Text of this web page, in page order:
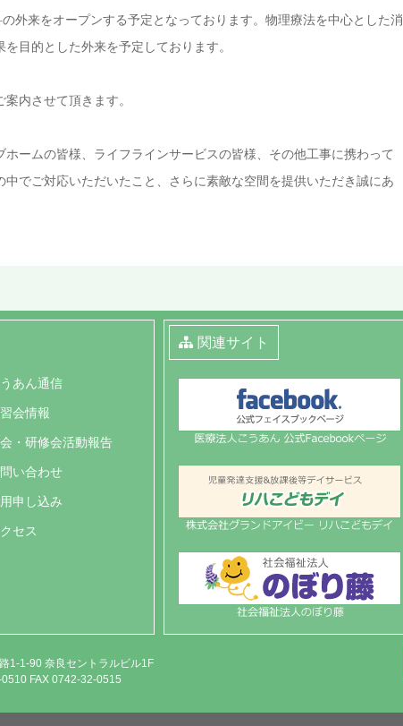
外来をオープンする予定となっております。物理療法を中心とした消
目的とした外来を予定しております。
内させて頂きます。
ームの皆様、ライフラインサービスの皆様、その他工事に携わって
中でご対応いただいたこと、さらに素敵な空間を提供いただき誠にあ
あん通信
会情報
・研修会活動報告
い合わせ
申し込み
セス
関連サイト
1-1-90 奈良セントラルビル1F
FAX 0742-32-0515